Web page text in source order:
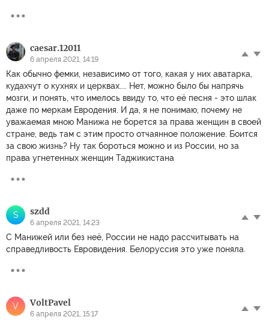
caesar.12011
6 апреля 2021, 14:19
Как обычно фемки, независимо от того, какая у них аватарка,
кудахчут о кухнях и церквах.... Нет, можно было бы напрячь
мозги, и понять, что имелось ввиду то, что её песня - это шлак
даже по меркам Евродения. И да, я не понимаю, почему не
уважаемая мною Манижа не борется за права женщин в своей
стране, ведь там с этим просто отчаянное положение. Боится
за свою жизнь? Ну так бороться можно и из России, но за
права угнетенных женщин Таджикистана
S szdd
6 апреля 2021, 14:23
С Манижей или без неё, России не надо рассчитывать на
справедливость Евровидения. Белоруссия это уже поняла.
V VoltPavel
6 апреля 2021, 15:17